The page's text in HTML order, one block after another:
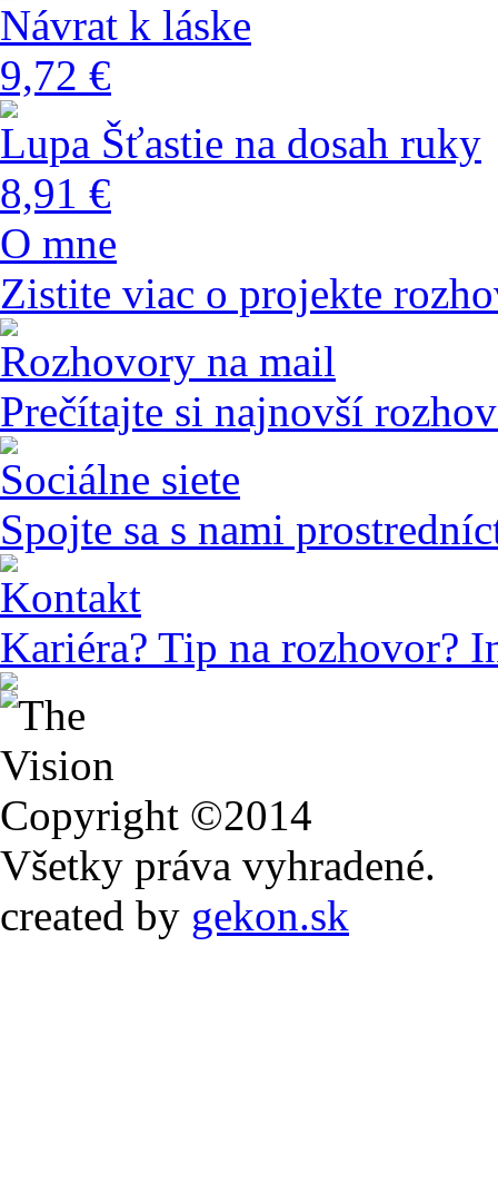
Návrat k láske
9,72 €
Lupa Šťastie na dosah ruky
8,91 €
O mne
Zistite viac o projekte
Rozhovory na mail
Prečítajte si najnovší
Sociálne siete
Spojte sa s nami
Kontakt
Kariéra? Tip na rozhovor?
Copyright ©2014
Všetky práva vyhradené.
created by gekon.sk